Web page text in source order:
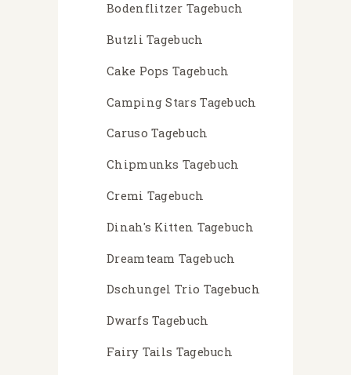
Bodenflitzer Tagebuch
Butzli Tagebuch
Cake Pops Tagebuch
Camping Stars Tagebuch
Caruso Tagebuch
Chipmunks Tagebuch
Cremi Tagebuch
Dinah's Kitten Tagebuch
Dreamteam Tagebuch
Dschungel Trio Tagebuch
Dwarfs Tagebuch
Fairy Tails Tagebuch